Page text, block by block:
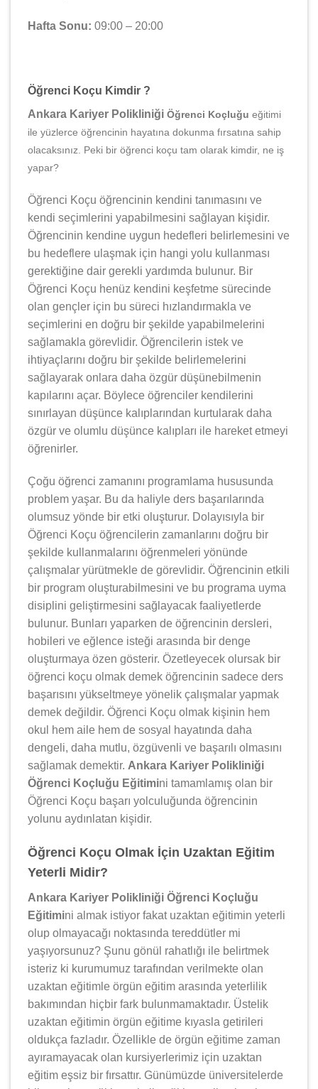
Hafta Sonu: 09:00 – 20:00
Öğrenci Koçu Kimdir ?
Ankara Kariyer Polikliniği Öğrenci Koçluğu eğitimi
ile yüzlerce öğrencinin hayatına dokunma fırsatına sahip
olacaksınız. Peki bir öğrenci koçu tam olarak kimdir, ne iş
yapar?
Öğrenci Koçu öğrencinin kendini tanımasını ve
kendi seçimlerini yapabilmesini sağlayan kişidir.
Öğrencinin kendine uygun hedefleri belirlemesini ve
bu hedeflere ulaşmak için hangi yolu kullanması
gerektiğine dair gerekli yardımda bulunur. Bir
Öğrenci Koçu henüz kendini keşfetme sürecinde
olan gençler için bu süreci hızlandırmakla ve
seçimlerini en doğru bir şekilde yapabilmelerini
sağlamakla görevlidir. Öğrencilerin istek ve
ihtiyaçlarını doğru bir şekilde belirlemelerini
sağlayarak onlara daha özgür düşünebilmenin
kapılarını açar. Böylece öğrenciler kendilerini
sınırlayan düşünce kalıplarından kurtularak daha
özgür ve olumlu düşünce kalıpları ile hareket etmeyi
öğrenirler.
Çoğu öğrenci zamanını programlama hususunda
problem yaşar. Bu da haliyle ders başarılarında
olumsuz yönde bir etki oluşturur. Dolayısıyla bir
Öğrenci Koçu öğrencilerin zamanlarını doğru bir
şekilde kullanmalarını öğrenmeleri yönünde
çalışmalar yürütmekle de görevlidir. Öğrencinin etkili
bir program oluşturabilmesini ve bu programa uyma
disiplini geliştirmesini sağlayacak faaliyetlerde
bulunur. Bunları yaparken de öğrencinin dersleri,
hobileri ve eğlence isteği arasında bir denge
oluşturmaya özen gösterir. Özetleyecek olursak bir
öğrenci koçu olmak demek öğrencinin sadece ders
başarısını yükseltmeye yönelik çalışmalar yapmak
demek değildir. Öğrenci Koçu olmak kişinin hem
okul hem aile hem de sosyal hayatında daha
dengeli, daha mutlu, özgüvenli ve başarılı olmasını
sağlamak demektir. Ankara Kariyer Polikliniği
Öğrenci Koçluğu Eğitimini tamamlamış olan bir
Öğrenci Koçu başarı yolculuğunda öğrencinin
yolunu aydınlatan kişidir.
Öğrenci Koçu Olmak İçin Uzaktan Eğitim
Yeterli Midir?
Ankara Kariyer Polikliniği Öğrenci Koçluğu
Eğitimini almak istiyor fakat uzaktan eğitimin yeterli
olup olmayacağı noktasında tereddütler mi
yaşıyorsunuz? Şunu gönül rahatlığı ile belirtmek
isteriz ki kurumumuz tarafından verilmekte olan
uzaktan eğitimle örgün eğitim arasında yeterlilik
bakımından hiçbir fark bulunmamaktadır. Üstelik
uzaktan eğitimin örgün eğitime kıyasla getirileri
oldukça fazladır. Özellikle de örgün eğitime zaman
ayıramayacak olan kursiyerlerimiz için uzaktan
eğitim eşsiz bir fırsattır. Günümüzde üniversitelerde